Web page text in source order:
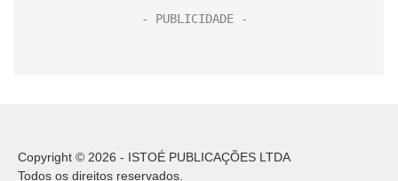
Copyright © 2026 - ISTOÉ PUBLICAÇÕES LTDA
Todos os direitos reservados.